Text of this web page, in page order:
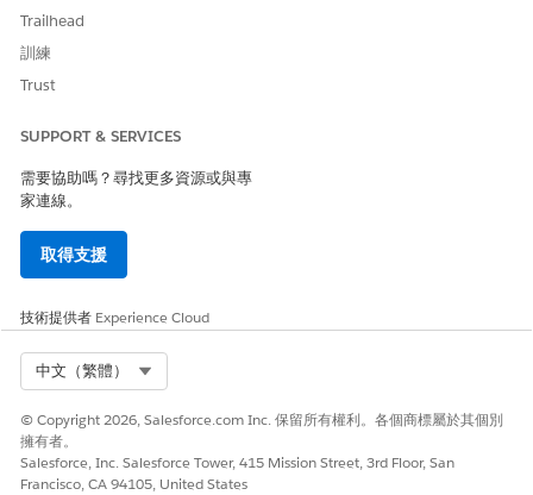
另請參照：
Salesforce 說明：Lightning 頁面
請讓我們知道，以便我們改進！
Trailhead
訓練
Trust
SUPPORT & SERVICES
需要協助嗎？尋找更多資源或與專
家連線。
取得支援
技術提供者 Experience Cloud
中文（繁體）
© Copyright 2026, Salesforce.com Inc. 保留所有權利。各個商標屬於其個別
擁有者。
Salesforce, Inc. Salesforce Tower, 415 Mission Street, 3rd Floor, San
Francisco, CA 94105, United States